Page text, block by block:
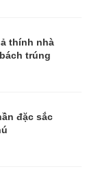
thính nhà
trúng
đặc sắc